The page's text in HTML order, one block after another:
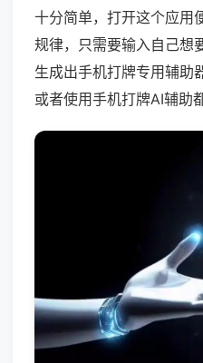
十分简单，打开这个应用
规律，只需要输入自己想
生成出手机打牌专用辅助
或者使用手机打牌AI辅助